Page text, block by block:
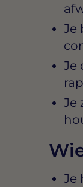
Je
Je
Je
Je